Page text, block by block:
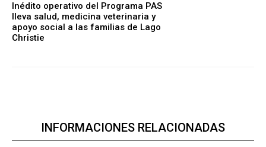
Inédito operativo del Programa PAS
lleva salud, medicina veterinaria y
apoyo social a las familias de Lago
Christie
INFORMACIONES RELACIONADAS